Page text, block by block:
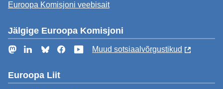
Euroopa Komisjoni veebisait
Jälgige Euroopa Komisjoni
MastodonLinkedInBlueskyFacebookYouTube
Muud sotsiaalvõrgustikud
Euroopa Liit